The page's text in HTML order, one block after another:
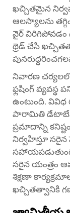
ఖచ్చితమైన
ఆలస్యాలను
వైర్ విరిగిపోవడం
థ్రెడ్ చేసి
నివారణ చర్యలలో
ఫ్లషింగ్ వ్యవస్థ
ఉంటుంది.
పారామితి
ప్రమాదాన్ని
నిర్వహిస్తూ సరైన
సరైన యంత్రం
శిక్షణా
ఖచ్చితత్వానికి